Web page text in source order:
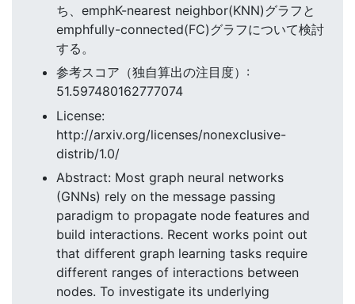
ち、emphK-nearest neighbor(KNN)グラフと
emphfully-connected(FC)グラフについて検討
する。
参考スコア（独自算出の注目度）:
51.597480162777074
License:
http://arxiv.org/licenses/nonexclusive-
distrib/1.0/
Abstract: Most graph neural networks
(GNNs) rely on the message passing
paradigm to propagate node features and
build interactions. Recent works point out
that different graph learning tasks require
different ranges of interactions between
nodes. To investigate its underlying